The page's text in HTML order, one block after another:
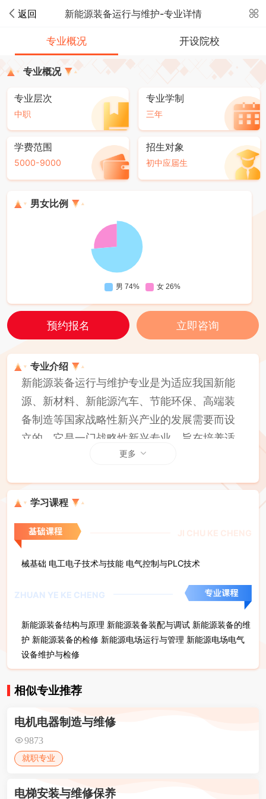
返回 新能源装备运行与维护-专业详情
专业概况 开设院校
专业概况
专业层次
中职
专业学制
三年
学费范围
5000-9000
招生对象
初中应届生
男女比例
预约报名 立即咨询
专业介绍
新能源装备运行与维护专业是为适应我国新能
源、新材料、新能源汽车、节能环保、高端装
备制造等国家战略性新兴产业的发展需要而设
立的。它是一门战略性新兴专业，旨在培养适
应新能源装备技术需要的高素质技术技能人
良好的职业道德和工匠精神，并掌握新能源材
识和技术技能。
更多
学习课程
JI CHU KE CHENG
械基础 电工电子技术与技能 电气控制与PLC技术
ZHUAN YE KE CHENG
新能源装备结构与原理 新能源装备装配与调试 新能源装备的维
护 新能源装备的检修 新能源电场运行与管理 新能源电场电气
设备维护与检修
相似专业推荐
电机电器制造与维修
9873
就职专业
电梯安装与维修保养